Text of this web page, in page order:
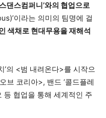
댄스컴퍼니’와의 협업으로
이라는 의미의 팀명에 걸
색채로 현대무용을 재해석
’의 <범 내려온다>를 시작으
브 코리아>, 밴드 ‘콜드플레
등 협업을 통해 세계적인 주